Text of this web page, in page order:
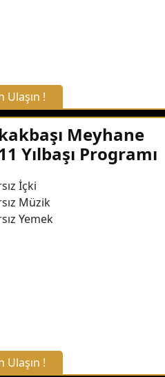
Ulaşın !
Meyhane
Yılbaşı Programı
İçki
Müzik
Yemek
Ulaşın !